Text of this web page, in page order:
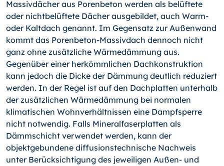
Massivdächer aus Porenbeton werden als belüftete
oder nichtbelüftete Dächer ausgebildet, auch Warm-
oder Kaltdach genannt. Im Gegensatz zur Außenwand
kommt das Porenbeton-Massivdach dennoch nicht
ganz ohne zusätzliche Wärmedämmung aus.
Gegenüber einer herkömmlichen Dachkonstruktion
kann jedoch die Dicke der Dämmung deutlich reduziert
werden. In der Regel ist auf den Dachplatten unterhalb
der zusätzlichen Wärmedämmung bei normalen
klimatischen Wohnverhältnissen eine Dampfsperre
nicht notwendig. Falls Mineralfaserplatten als
Dämmschicht verwendet werden, kann der
objektgebundene diffusionstechnische Nachweis
unter Berücksichtigung des jeweiligen Außen- und